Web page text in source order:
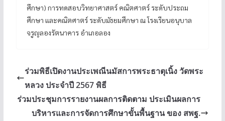
ศึกษา) การทดสอบวิทยาศาสตร์ คณิตศาตร์ ระดับประถม
ศึกษา และคณิตศาตร์ ระดับมัธยมศึกษา ณ โรงเรียนอนุบาล
จรูญลองรัตนาคาร อำเภอลอง
ร่วมพิธีเปิดงานประเพณีนมัสการพระธาตุเนิ้ง วัดพระ
หลวง ประจำปี 2567 พิธี
ร่วมประชุมการรายงานผลการติดตาม ประเมินผลการ
บริหารและการจัดการศึกษาขั้นพื้นฐาน ของ สพฐ.